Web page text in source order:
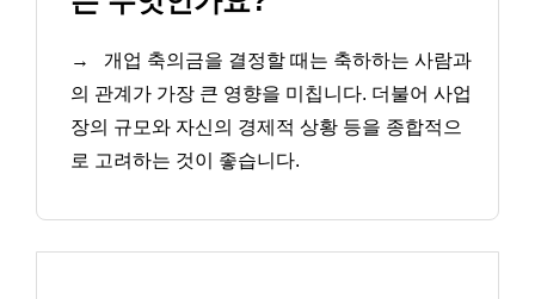
→
개업 축의금을 결정할 때는 축하하는 사람과
의 관계가 가장 큰 영향을 미칩니다. 더불어 사업
장의 규모와 자신의 경제적 상황 등을 종합적으
로 고려하는 것이 좋습니다.